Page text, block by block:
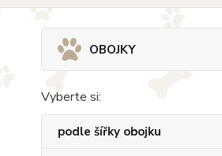
OBOJKY
Vyberte si:
podle šířky obojku